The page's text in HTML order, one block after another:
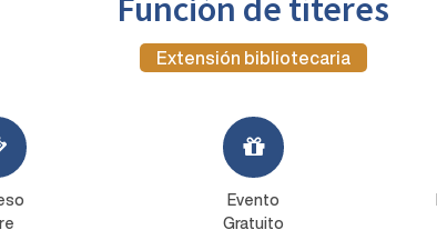
Función de títeres
Extensión bibliotecaria
Evento
Gratuito